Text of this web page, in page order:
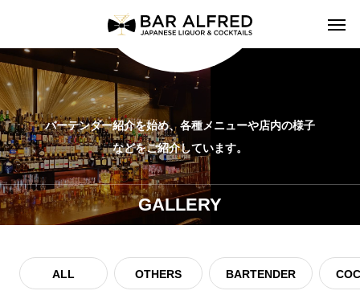
バーテンダー紹介を始め、各種メニューや店内の様子
などをご紹介しています。
GALLERY
ALL OTHERS BARTENDER